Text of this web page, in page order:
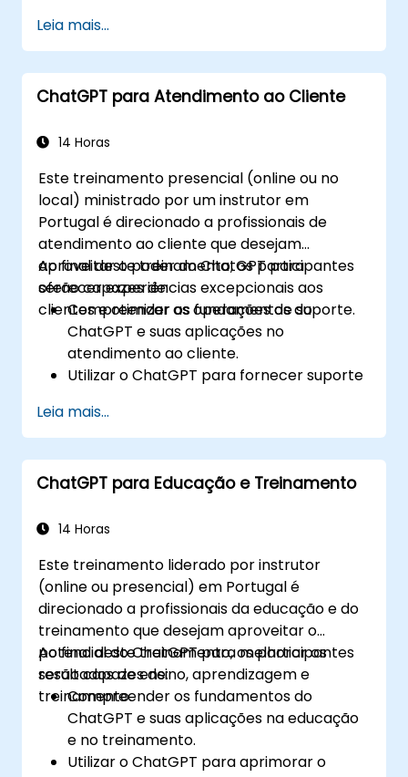
Aumentar a qualidade e a relevância do
conteúdo com a ajuda do ChatGPT.
Implementar melhores práticas para
usar o ChatGPT em fluxos de trabalho de
Leia mais...
ChatGPT para Atendimento ao Cliente
14 Horas
Este treinamento presencial (online ou no
local) ministrado por um instrutor em
Portugal é direcionado a profissionais de
atendimento ao cliente que desejam
aproveitar o poder do ChatGPT para
oferecer experiências excepcionais aos
clientes e otimizar as operações de suporte.
Ao final deste treinamento, os participantes
serão capazes de:
Compreender os fundamentos do
ChatGPT e suas aplicações no
atendimento ao cliente.
Utilizar o ChatGPT para fornecer suporte
Desenvolver chatbots automatizados
impulsionados pelo ChatGPT para lidar
com consultas de clientes.
Implementar melhores práticas para
atendimento ao cliente.
Leia mais...
ChatGPT para Educação e Treinamento
14 Horas
Este treinamento liderado por instrutor
(online ou presencial) em Portugal é
direcionado a profissionais da educação e do
treinamento que desejam aproveitar o
potencial do ChatGPT para melhorar os
resultados de ensino, aprendizagem e
treinamento.
Ao final deste treinamento, os participantes
serão capazes de:
Compreender os fundamentos do
ChatGPT e suas aplicações na educação
e no treinamento.
Utilizar o ChatGPT para aprimorar o